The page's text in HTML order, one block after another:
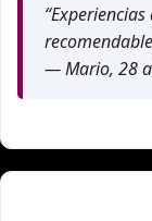
— Mario, 28